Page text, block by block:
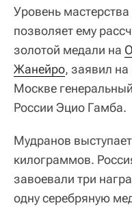
Уровень мастерства
позволяет ему
золотой медали на
Жанейро, заявил
Москве
России Эцио Гамба.
Мудранов
килограммов.
завоевали три
одну серебряную